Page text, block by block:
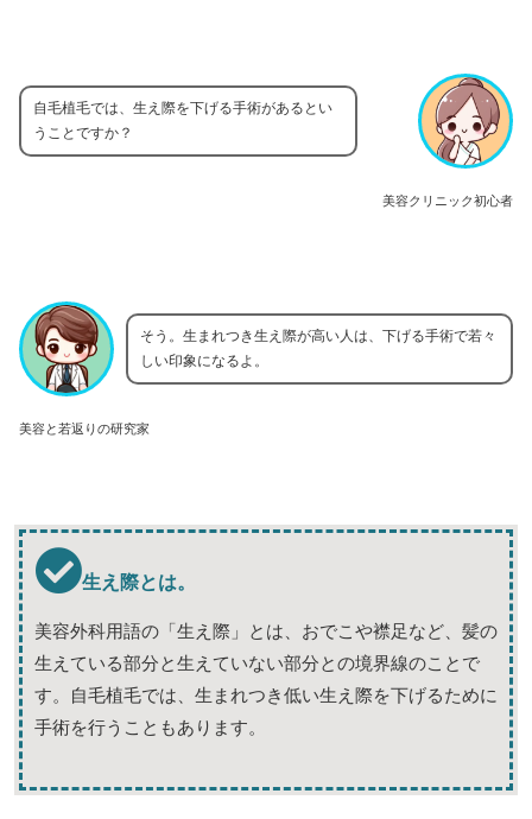
美容クリニック初心者
自毛植毛では、生え際を下げる手術があるとい
うことですか？
美容と若返りの研究家
そう。生まれつき生え際が高い人は、下げる手術で若々
しい印象になるよ。
生え際とは。
美容外科用語の「生え際」とは、おでこや襟足など、髪の
生えている部分と生えていない部分との境界線のことで
す。自毛植毛では、生まれつき低い生え際を下げるために
手術を行うこともあります。